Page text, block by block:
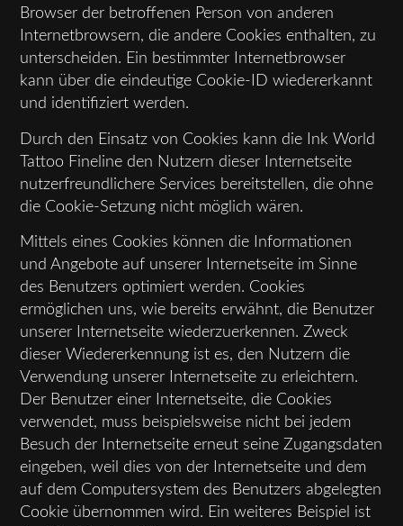
Browser der betroffenen Person von anderen
Internetbrowsern, die andere Cookies enthalten, zu
unterscheiden. Ein bestimmter Internetbrowser
kann über die eindeutige Cookie-ID wiedererkannt
und identifiziert werden.
Durch den Einsatz von Cookies kann die Ink World
Tattoo Fineline den Nutzern dieser Internetseite
nutzerfreundlichere Services bereitstellen, die ohne
die Cookie-Setzung nicht möglich wären.
Mittels eines Cookies können die Informationen
und Angebote auf unserer Internetseite im Sinne
des Benutzers optimiert werden. Cookies
ermöglichen uns, wie bereits erwähnt, die Benutzer
unserer Internetseite wiederzuerkennen. Zweck
dieser Wiedererkennung ist es, den Nutzern die
Verwendung unserer Internetseite zu erleichtern.
Der Benutzer einer Internetseite, die Cookies
verwendet, muss beispielsweise nicht bei jedem
Besuch der Internetseite erneut seine Zugangsdaten
eingeben, weil dies von der Internetseite und dem
auf dem Computersystem des Benutzers abgelegten
Cookie übernommen wird. Ein weiteres Beispiel ist